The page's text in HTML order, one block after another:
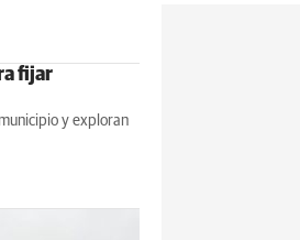
fijar
y exploran